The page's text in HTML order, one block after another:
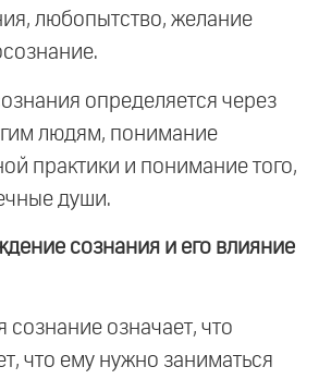
любопытство, желание
определяется через
людям, понимание
практики и понимание того,
души.
сознания и его влияние
сознание означает, что
что ему нужно заниматься